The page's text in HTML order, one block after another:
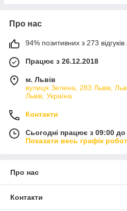
Про нас
94% позитивних з 273 відгуків
Працює з 26.12.2018
м. Львів
вулиця Зелена, 283 Львів,
Львів, Україна
Контакти
Сьогодні працює з 09:00 до
Показати весь графік
Про нас
Контакти